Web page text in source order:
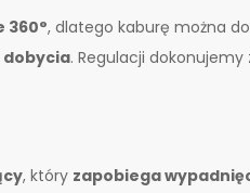
360°, dlatego kaburę można
dobycia. Regulacji
, który zapobiega